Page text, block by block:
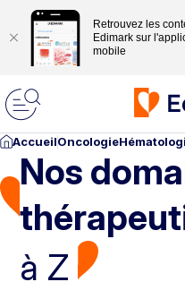
Retrouvez les
Edimark sur
mobile
AccueilOncologie
Nos
à Z